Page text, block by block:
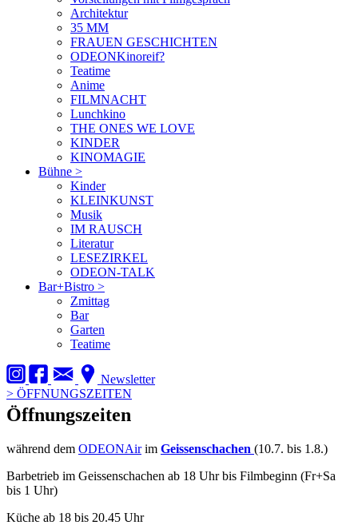
Architektur
35 MM
FRAUEN GESCHICHTEN
ODEONKinoreif?
Teatime
Anime
FILMNACHT
Lunchkino
THE ONES WE LOVE
KINDER
KINOMAGIE
Bühne >
Kinder
KLEINKUNST
Musik
IM RAUSCH
Literatur
LESEZIRKEL
ODEON-TALK
Bar+Bistro >
Zmittag
Bar
Garten
Teatime
Newsletter
> ÖFFNUNGSZEITEN
Öffnungszeiten
während dem ODEONAirim Geissenschachen (10.7. bis 1.8.)
Barbetrieb im Geissenschachen ab 18 Uhr bis Filmbeginn (Fr+Sa
bis 1 Uhr)
Küche ab 18 bis 20.45 Uhr